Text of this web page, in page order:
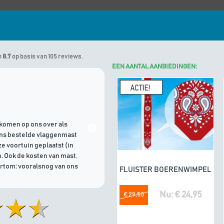
8.7 op basis van 105 reviews.
op ons over als
bestelde vlaggenmast
voortuin geplaatst (in
de kosten van mast,
vooralsnog van ons
Marinusgeeft Algemene
21/07/2026 | Goede
EEN AANTAL AANBIEDINGEN:
In winkelwagen
FLUISTER BOERENWIMPEL
€ 29,50 Nu: € 24,95